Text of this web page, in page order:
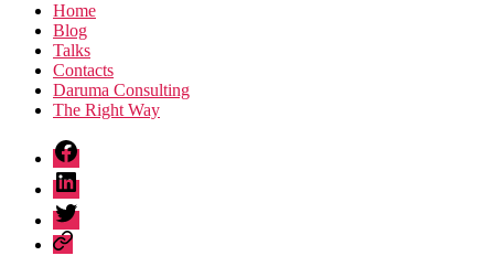
Home
Blog
Talks
Contacts
Daruma Consulting
The Right Way
fb
linkedin
twitter
sessionize